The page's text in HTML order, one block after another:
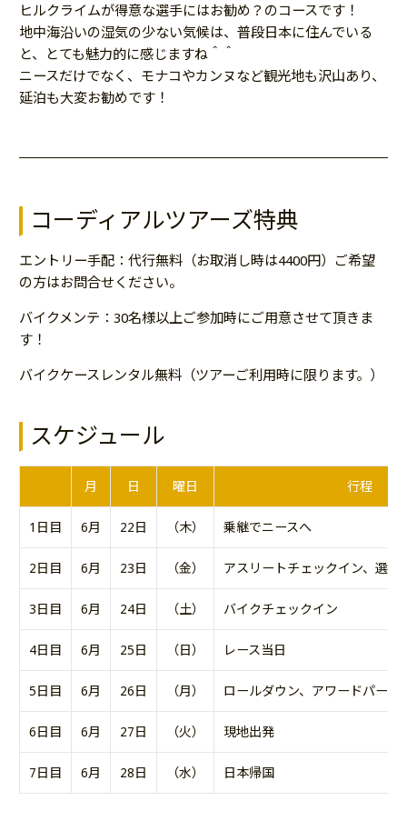
ヒルクライムが得意な選手にはお勧め？のコースです！
地中海沿いの湿気の少ない気候は、普段日本に住んでいる
と、とても魅力的に感じますね＾＾
ニースだけでなく、モナコやカンヌなど観光地も沢山あり、
延泊も大変お勧めです！
コーディアルツアーズ特典
エントリー手配：代行無料（お取消し時は4400円）ご希望
の方はお問合せください。
バイクメンテ：30名様以上ご参加時にご用意させて頂きま
す！
バイクケースレンタル無料（ツアーご利用時に限ります。）
スケジュール
月 日 曜日 行程
1日目 6月 22日 （木） 乗継でニースへ
2日目 6月 23日 （金） アスリートチェックイン、選手
3日目 6月 24日 （土） バイクチェックイン
4日目 6月 25日 （日） レース当日
5日目 6月 26日 （月） ロールダウン、アワードパーテ
6日目 6月 27日 （火） 現地出発
7日目 6月 28日 （水） 日本帰国